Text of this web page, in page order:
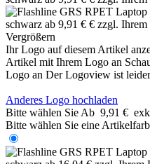
Vergrößern
Ihr Logo auf diesem Artikel
Artikel mit Ihrem Logo an
Logo an Der Logoview ist
Anderes Logo hochladen
Bitte wählen Sie Ab 9,91 €
Bitte wählen Sie eine